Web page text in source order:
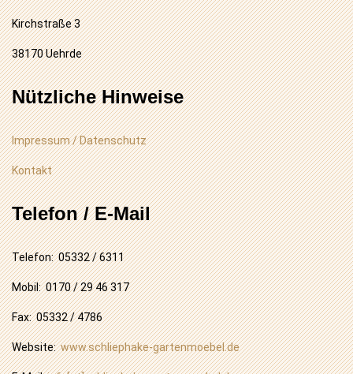
Kirchstraße 3
38170 Uehrde
Nützliche Hinweise
Impressum / Datenschutz
Kontakt
Telefon / E-Mail
Telefon: 05332 / 6311
Mobil: 0170 / 29 46 317
Fax: 05332 / 4786
Website:www.schliephake-gartenmoebel.de